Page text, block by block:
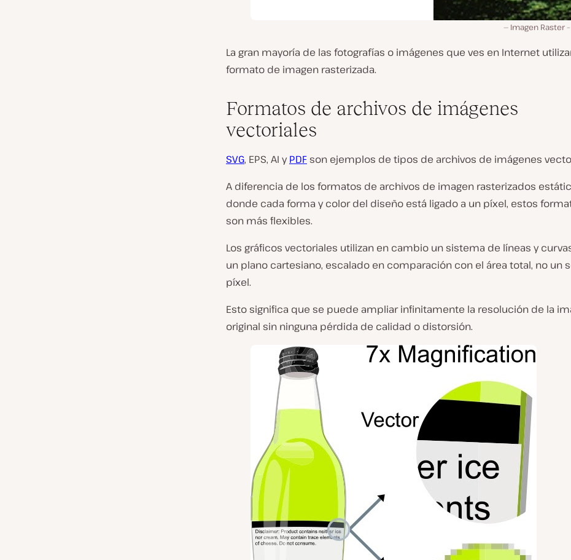
Imagen Raster
La gran mayoría de las fotografías o imágenes que ves en Internet
formato de imagen rasterizada.
Formatos de archivos de imágenes
vectoriales
SVG, EPS, AI yPDF son ejemplos de tipos de archivos de imágenes
A diferencia de los formatos de archivos de imagen rasterizados
donde cada forma y color del diseño está ligado a un píxel, estos
son más flexibles.
Los gráficos vectoriales utilizan en cambio un sistema de líneas y
un plano cartesiano, escalado en comparación con el área total, no un
píxel.
Esto significa que se puede ampliar infinitamente la resolución de la
original sin ninguna pérdida de calidad o distorsión.